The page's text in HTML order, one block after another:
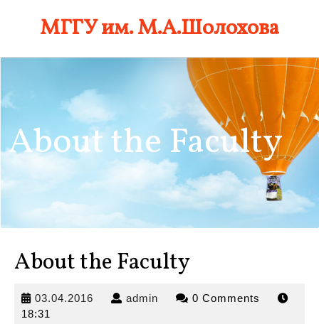
МГГУ им. М.А.Шолохова
About the Faculty
About the Faculty
03.04.2016 03.04.2016
admin admin 0 Comments
18:31